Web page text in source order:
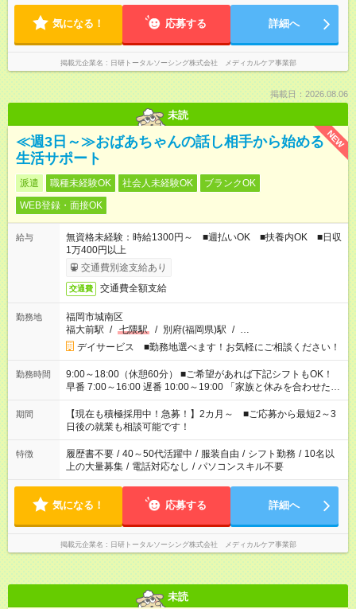
気になる！ 応募する 詳細へ
掲載元企業名 日研トータルソーシング株式会社 メディカルケア事業部
掲載日：2026.08.06
未読
NEW
≪週3日～≫おばあちゃんの話し相手から始める
生活サポート
派遣 職種未経験OK 社会人未経験OK
ブランクOK
WEB登録・面接OK
給与
無資格未経験：時給1300円～ ■週払いOK ■扶養内OK ■日収
1万400円以上
交通費別途支給あり
交通費 交通費全額支給
勤務地
福岡市城南区
福大前駅 / 七隈駅 / 別府(福岡県)駅 / …
デイサービス ■勤務地選べます！お気軽にご相談ください！
勤務時間
9:00～18:00（休憩60分） ■ご希望があれば下記シフトもOK！
早番 7:00～16:00 遅番 10:00～19:00 「家族と休みを合わせた
い」 「余裕を持って夕飯の準備がしたい」 「できれば残業はし
たくない」 など、ご希望を教えてくださいね。 ※Wワーク希望
の方へ 今ご覧のお仕事で希望する勤務時間と、もう1つのお仕事
の勤務時間。 合計で週40時間を超える場合は応募できません。
期間
【現在も積極採用中！急募！】2カ月～ ■ご応募から最短2～3
日後の就業も相談可能です！
特徴 履歴書不要 / 40～50代活躍中 / 服装自由 / シフト勤務 / 10名以
上の大量募集 / 電話対応なし / パソコンスキル不要
気になる！ 応募する 詳細へ
掲載元企業名 日研トータルソーシング株式会社 メディカルケア事業部
未読